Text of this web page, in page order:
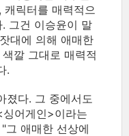
캐릭터를 매력적으
그건 이승윤이 말
대에 의해 애매한
깔 그대로 매력적
.
졌다. 그 중에서도
어게인>이라는
그 애매한 선상에